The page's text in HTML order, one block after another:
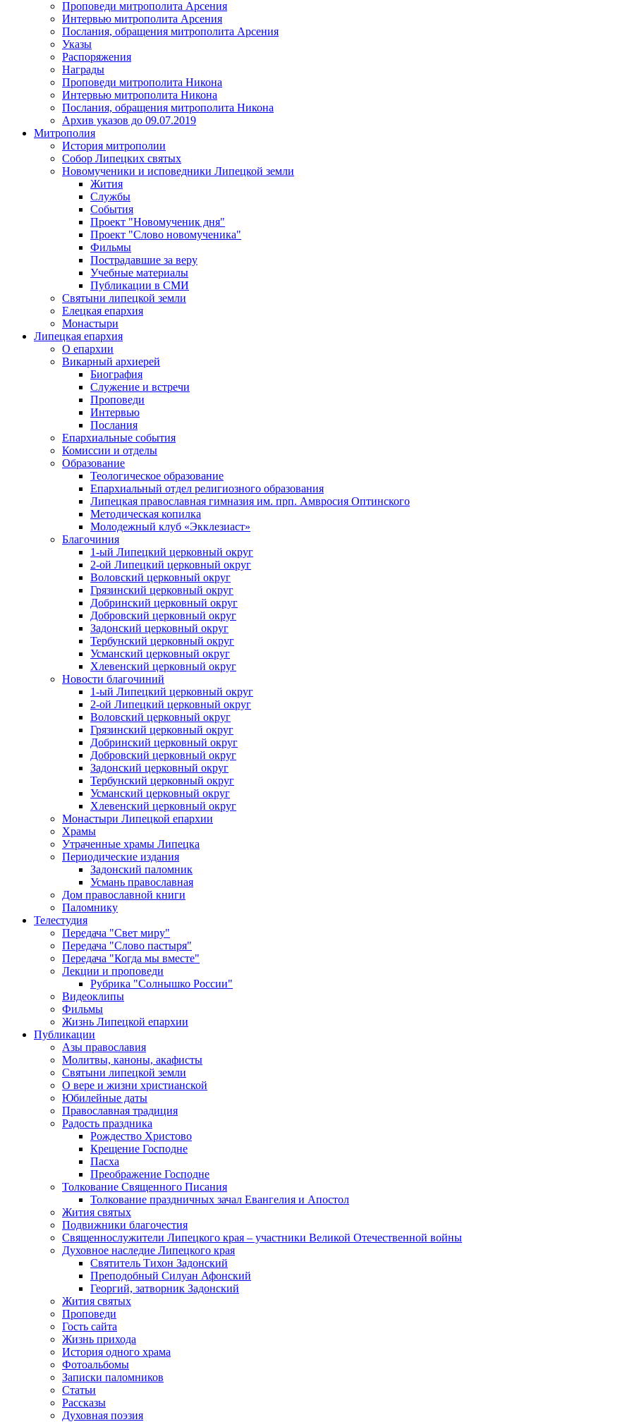
Проповеди митрополита Арсения
Интервью митрополита Арсения
Послания, обращения митрополита Арсения
Указы
Распоряжения
Награды
Проповеди митрополита Никона
Интервью митрополита Никона
Послания, обращения митрополита Никона
Архив указов до 09.07.2019
Митрополия
История митрополии
Собор Липецких святых
Новомученики и исповедники Липецкой земли
Жития
Службы
События
Проект "Новомученик дня"
Проект "Слово новомученика"
Фильмы
Пострадавшие за веру
Учебные материалы
Публикации в СМИ
Святыни липецкой земли
Елецкая епархия
Монастыри
Липецкая епархия
О епархии
Викарный архиерей
Биография
Служение и встречи
Проповеди
Интервью
Послания
Епархиальные события
Комиссии и отделы
Образование
Теологическое образование
Епархиальный отдел религиозного образования
Липецкая православная гимназия им. прп. Амвросия Оптинского
Методическая копилка
Молодежный клуб «Экклезиаст»
Благочиния
1-ый Липецкий церковный округ
2-ой Липецкий церковный округ
Воловский церковный округ
Грязинский церковный округ
Добринский церковный округ
Добровский церковный округ
Задонский церковный округ
Тербунский церковный округ
Усманский церковный округ
Хлевенский церковный округ
Новости благочиний
1-ый Липецкий церковный округ
2-ой Липецкий церковный округ
Воловский церковный округ
Грязинский церковный округ
Добринский церковный округ
Добровский церковный округ
Задонский церковный округ
Тербунский церковный округ
Усманский церковный округ
Хлевенский церковный округ
Монастыри Липецкой епархии
Храмы
Утраченные храмы Липецка
Периодические издания
Задонский паломник
Усмань православная
Дом православной книги
Паломнику
Телестудия
Передача "Свет миру"
Передача "Слово пастыря"
Передача "Когда мы вместе"
Лекции и проповеди
Рубрика "Солнышко России"
Видеоклипы
Фильмы
Жизнь Липецкой епархии
Публикации
Азы православия
Молитвы, каноны, акафисты
Святыни липецкой земли
О вере и жизни христианской
Юбилейные даты
Православная традиция
Радость праздника
Рождество Христово
Крещение Господне
Пасха
Преображение Господне
Толкование Священного Писания
Толкование праздничных зачал Евангелия и Апостол
Жития святых
Подвижники благочестия
Священнослужители Липецкого края – участники Великой Отечественной войны
Духовное наследие Липецкого края
Святитель Тихон Задонский
Преподобный Силуан Афонский
Георгий, затворник Задонский
Жития святых
Проповеди
Гость сайта
Жизнь прихода
История одного храма
Фотоальбомы
Записки паломников
Статьи
Рассказы
Духовная поэзия